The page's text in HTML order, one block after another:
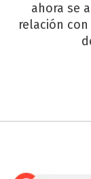
ahora se
relación